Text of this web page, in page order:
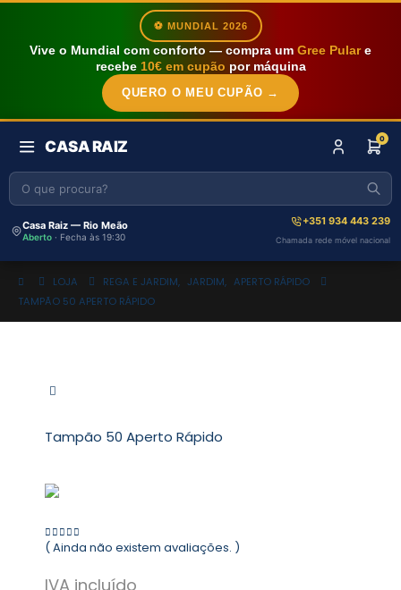
⚽ MUNDIAL 2026
Vive o Mundial com conforto — compra um Gree Pulare
recebe 10€ em cupão por máquina
QUERO O MEU CUPÃO →
CASA RAIZ 0
Casa Raiz — Rio Meão
Aberto · Fecha às 19:30
+351 934 443 239
Chamada rede móvel nacional
LOJA REGA E JARDIM, JARDIM, APERTO RÁPIDO
TAMPÃO 50 APERTO RÁPIDO
Tampão 50 Aperto Rápido
0 out of 5
( Ainda não existem avaliações. )